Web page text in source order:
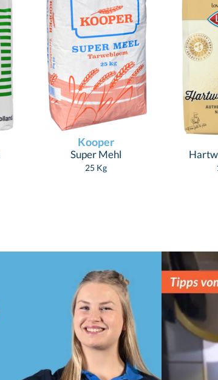
Kooper
Super Mehl
25 Kg